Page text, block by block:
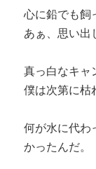
心に鉛でも飼
あぁ、思い出
真っ白なキャ
僕は次第に枯
何が水に代わ
かったんだ。